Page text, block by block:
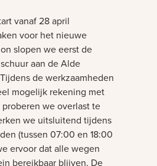
vanaf 28 april
voor het nieuwe
slopen we eerst de
aan de Alde
de werkzaamheden
mogelijk rekening met
we overlast te
we uitsluitend tijdens
(tussen 07:00 en 18:00
ervoor dat alle wegen
bereikbaar blijven. De